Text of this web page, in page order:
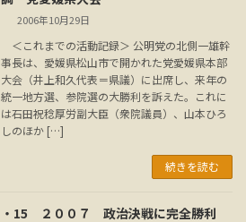
2006年10月29日
＜これまでの活動記録＞ 公明党の北側一雄幹
事長は、愛媛県松山市で開かれた党愛媛県本部
大会（井上和久代表＝県議）に出席し、来年の
統一地方選、参院選の大勝利を訴えた。これに
は石田祝稔厚労副大臣（衆院議員）、山本ひろ
しのほか […]
続きを読む
・15 ２００７ 政治決戦に完全勝利